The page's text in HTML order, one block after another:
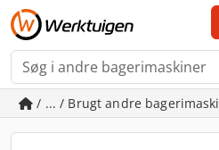
/ ... / Brugt andre